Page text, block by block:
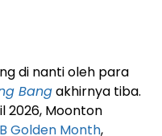
di nanti oleh para
Bangakhirnya tiba.
2026, Moonton
Golden Month,